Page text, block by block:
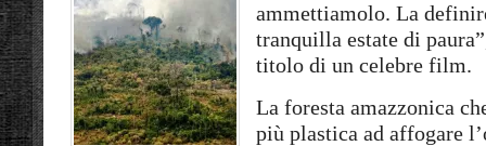
ammettiamolo. La
tranquilla estate di
titolo di un celebre film.
La foresta amazzonica
più plastica ad affogare